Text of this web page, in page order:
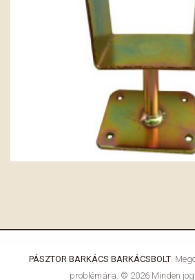
PÁSZTOR BARKÁCS BARKÁCSBOLT.
problémára. © 2026 Minden jog